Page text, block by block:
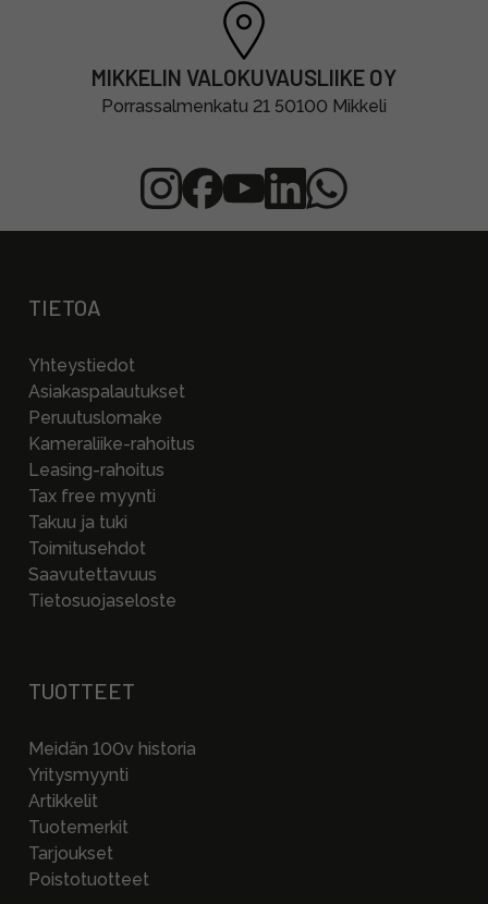
MIKKELIN VALOKUVAUSLIIKE OY
Porrassalmenkatu 21 50100 Mikkeli
TIETOA
Yhteystiedot
Asiakaspalautukset
Peruutuslomake
Kameraliike-rahoitus
Leasing-rahoitus
Tax free myynti
Takuu ja tuki
Toimitusehdot
Saavutettavuus
Tietosuojaseloste
TUOTTEET
Meidän 100v historia
Yritysmyynti
Artikkelit
Tuotemerkit
Tarjoukset
Poistotuotteet